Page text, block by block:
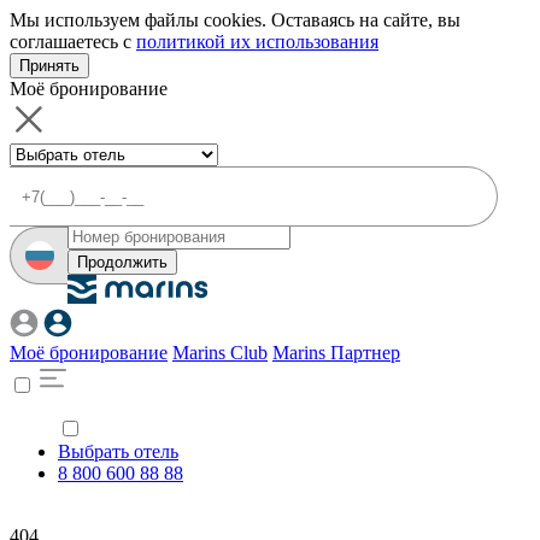
Мы используем файлы cookies. Оставаясь на сайте, вы
соглашаетесь с политикой их использования
Принять
Моё бронирование
Продолжить
Моё бронирование Marins Club Marins Партнер
Выбрать отель
8 800 600 88 88
404